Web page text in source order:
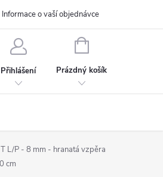
údajů Kontakt
Informace o vaší objednávce
Přihlášení
NÁKUPNÍ
Prázdný košík
L/P - 8 mm - hranatá vzpěra
cm